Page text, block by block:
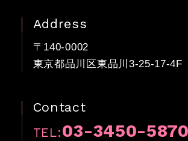
Address
〒140-0002
東京都品川区東品川3-25-17-4F
Contact
TEL:03-3450-5870